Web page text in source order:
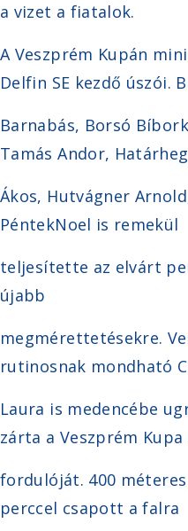
a vizet a fiatalok.
A Veszprém Kupán
Delfin SE kezdő úszói.
Barnabás, Borsó
Tamás Andor,
Ákos, Hutvágner
PéntekNoel is remekül
teljesítette az elvárt
újabb
megmérettetésekre.
rutinosnak mondható
Laura is medencébe
zárta a Veszprém Kupa
fordulóját. 400
perccel csapott a falra